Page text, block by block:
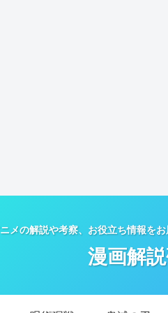
メの解説や考察、お役立ち情報を
漫画解